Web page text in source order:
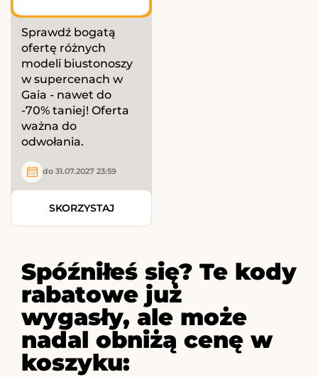
Sprawdź bogatą
ofertę różnych
modeli biustonoszy
w supercenach w
Gaia - nawet do
-70% taniej! Oferta
ważna do
odwołania.
do 31.07.2027 23:59
SKORZYSTAJ
Spóźniłeś się? Te kody
rabatowe już
wygasły, ale może
nadal obniżą cenę w
koszyku: